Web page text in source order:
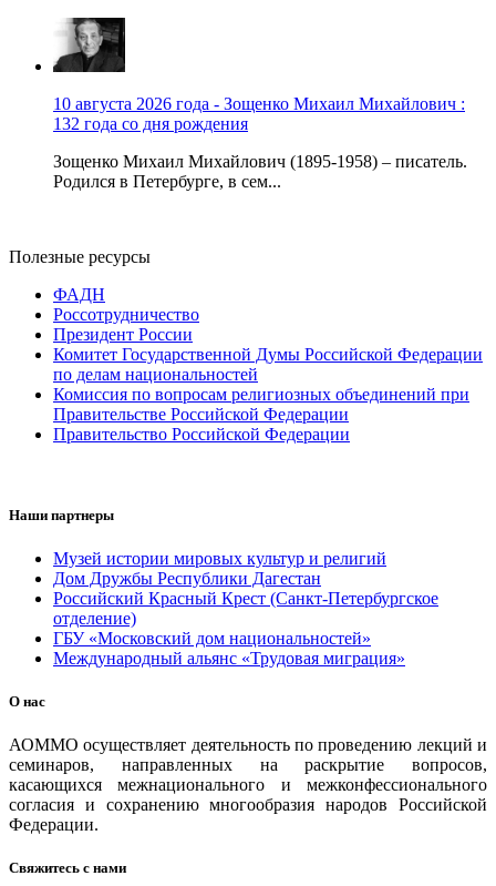
10 августа 2026 года - Зощенко Михаил Михайлович :
132 года со дня рождения
Зощенко Михаил Михайлович (1895-1958) – писатель.
Родился в Петербурге, в сем...
Полезные ресурсы
ФАДН
Россотрудничество
Президент России
Комитет Государственной Думы Российской Федерации
по делам национальностей
Комиссия по вопросам религиозных объединений при
Правительстве Российской Федерации
Правительство Российской Федерации
Наши партнеры
Музей истории мировых культур и религий
Дом Дружбы Республики Дагестан
Российский Красный Крест (Санкт-Петербургское
отделение)
ГБУ «Московский дом национальностей»
Международный альянс «Трудовая миграция»
О нас
АОММО осуществляет деятельность по проведению лекций и
семинаров, направленных на раскрытие вопросов,
касающихся межнационального и межконфессионального
согласия и сохранению многообразия народов Российской
Федерации.
Свяжитесь с нами